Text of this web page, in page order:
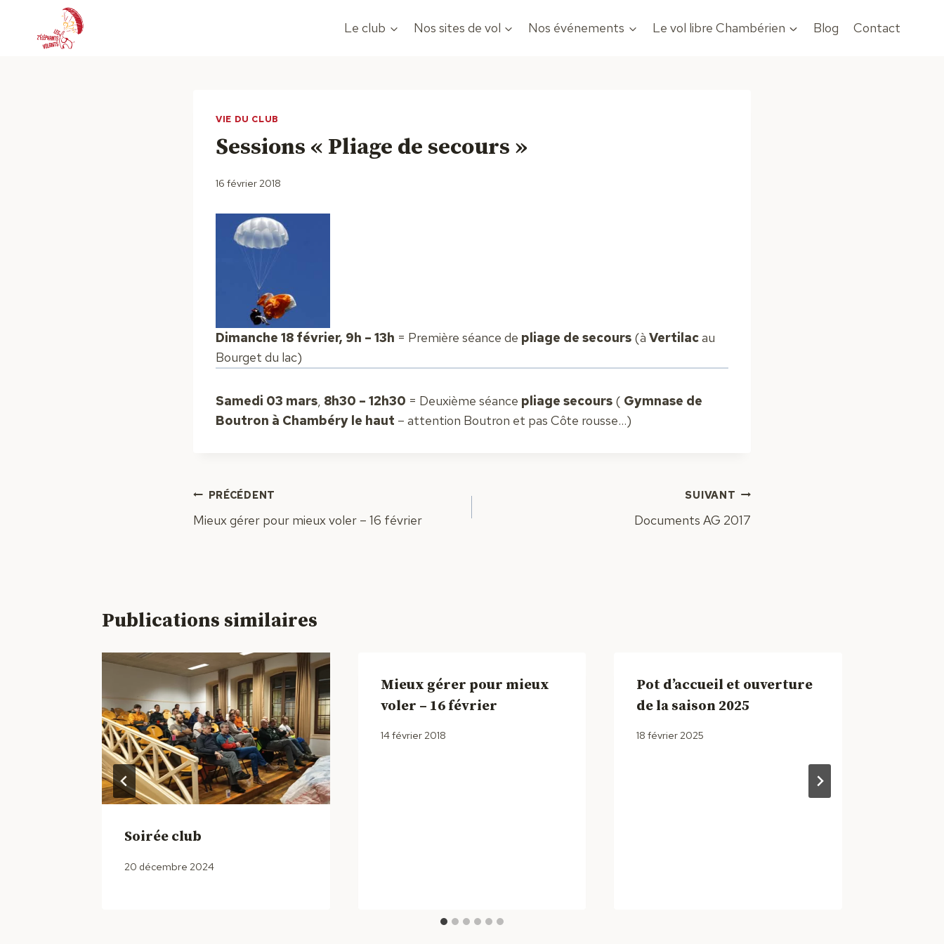
contenu
Le club Nos sites de vol Nos événements Le vol libre Chambérien Blog Contact
VIE DU CLUB
Sessions « Pliage de secours »
16 février 2018
Dimanche 18 février, 9h – 13h = Première séance de pliage de secours (à Vertilacau
Bourget du lac)
Samedi 03 mars, 8h30 – 12h30 = Deuxième séance pliage secours ( Gymnase de
Boutron à Chambéry le haut – attention Boutron et pas Côte rousse…)
Navigation
de
PRÉCÉDENT
Mieux gérer pour mieux voler – 16 février
SUIVANT
Documents AG 2017
Publications similaires
Soirée club
20 décembre 2024
Mieux gérer pour mieux
voler – 16 février
14 février 2018
Pot d’accueil et ouverture
de la saison 2025
18 février 2025